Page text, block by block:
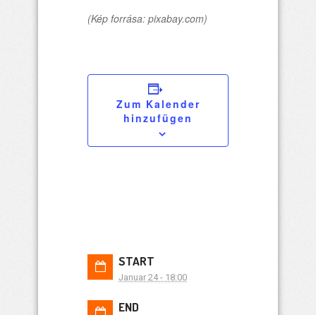
(Kép forrása: pixabay.com)
Zum Kalender
hinzufügen
START
Januar 24 - 18:00
END